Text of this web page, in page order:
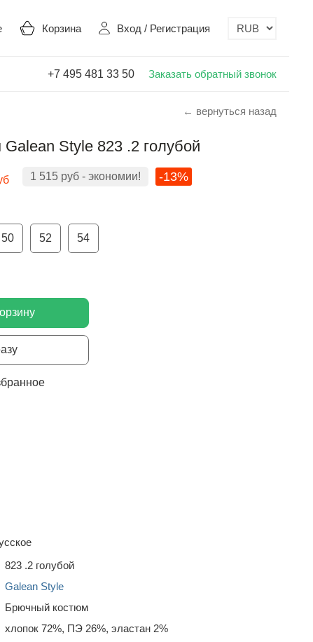
Корзина Вход / Регистрация
+7 495 481 33 50 Заказать обратный звонок
← вернуться назад
Style 823 .2 голубой
1 515 руб - экономии! -13%
50 52 54
823 .2 голубой
Galean Style
Брючный костюм
хлопок 72%, ПЭ 26%, эластан 2%